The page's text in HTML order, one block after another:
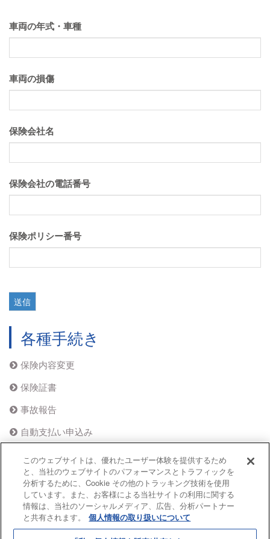
車両の年式・車種
車両の損傷
保険会社名
保険会社の電話番号
保険ポリシー番号
送信
各種手続き
保険内容変更
保険証書
事故報告
自動支払い申込み
フォーム集
このウェブサイトは、優れたユーザー体験を提供するため
と、当社のウェブサイトのパフォーマンスとトラフィックを
分析するために、Cookie その他のトラッキング技術を使用
しています。また、お客様による当社サイトの利用に関する
情報は、当社のソーシャルメディア、広告、分析パートナー
と共有されます。
個人情報の取り扱いについて